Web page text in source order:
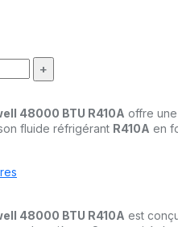
48000 BTU R410A offre une
fluide réfrigérant R410A en
48000 BTU R410A est